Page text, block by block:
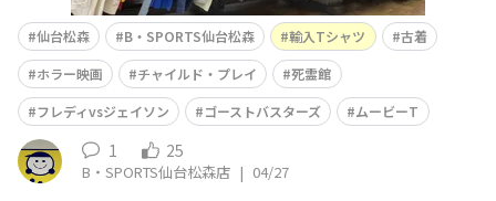
仙台松森 B・SPORTS仙台松森 輸入Tシャツ
古着
ホラー映画
チャイルド・プレイ
死霊館
フレディvsジェイソン
ゴーストバスターズ ムービーT
1 25
B・SPORTS仙台松森店 | 04/27